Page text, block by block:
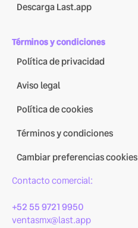
Descarga Last.app
Términos y condiciones
Política de privacidad
Aviso legal
Política de cookies
Términos y condiciones
Cambiar preferencias cookies
Contacto comercial:
+52 55 9721 9950
ventasmx@last.app